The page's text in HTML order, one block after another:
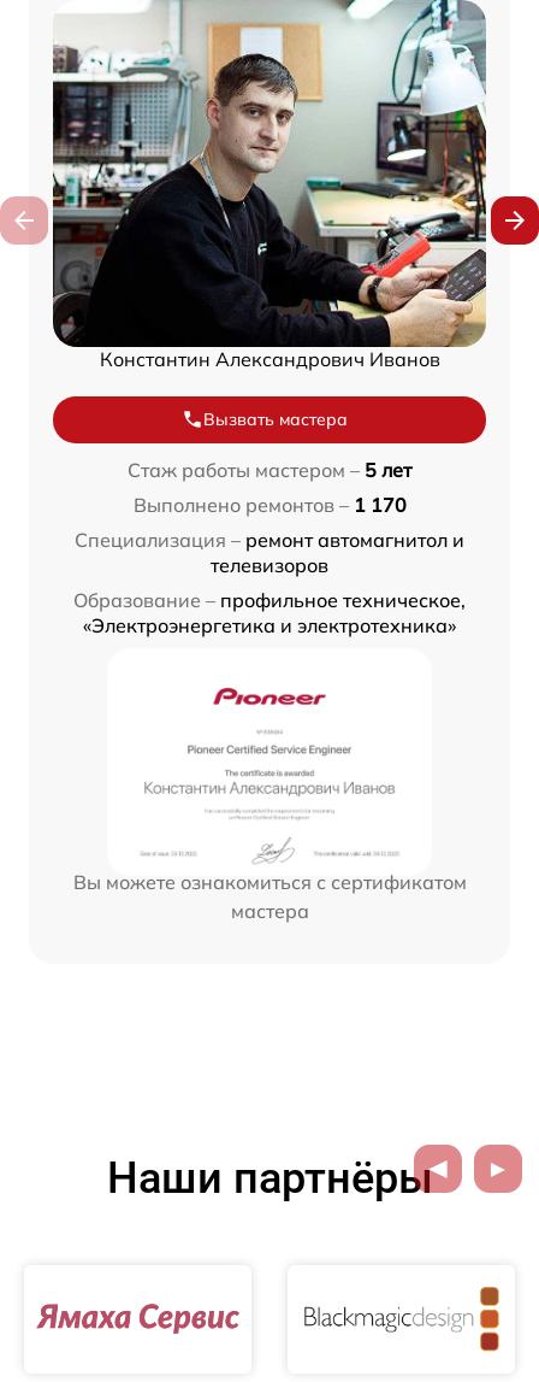
Константин Александрович Иванов
Вызвать мастера
Стаж работы мастером – 5 лет
Выполнено ремонтов – 1 170
Специализация – ремонт автомагнитол и
телевизоров
Образование – профильное техническое,
«Электроэнергетика и электротехника»
Вы можете ознакомиться с сертификатом
мастера
Наши партнёры